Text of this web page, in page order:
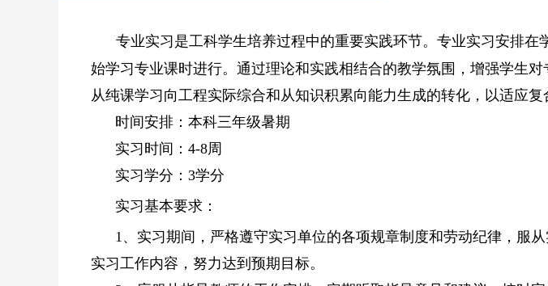
专业实习是工科学生培养过程中的重要实践环节。专业实习安排
始学习专业课时进行。通过理论和实践相结合的教学氛围，增强学生
从纯课学习向工程实际综合和从知识积累向能力生成的转化，以适应复
时间安排：本科三年级暑期
实习时间：4-8周
实习学分：3学分
实习基本要求：
1、实习期间，严格遵守实习单位的各项规章制度和劳动纪律，服
实习工作内容，努力达到预期目标。